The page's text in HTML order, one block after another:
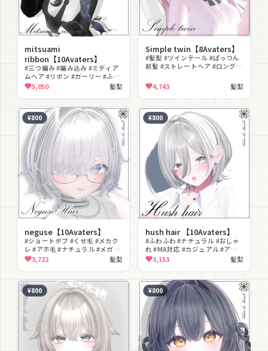
mitsuami
ribbon【10Avaters】
#三つ編み #編み込み #ミディア
ムヘア #リボン #ガーリー #ふわ
ふわ #色変更可能
5,050 髪型
Simple twin【8Avaters】
#髪型 #ツインテール #ぱっつん
前髪 #ストレートヘア #ロングヘ
き4,743 髪型
¥800
neguse【10Avaters】
#ショートボブ #くせ毛 #メカク
レ #アホ毛 #ナチュラル #メガネ
#銀髪 #髪型
3,722 髪型
¥800
hush hair 【10Avaters】
#ふわふわ #ナチュラル #おしゃ
れ #MA対応 #カジュアル #アン
ニュイ
3,153 髪型
¥800 ¥800